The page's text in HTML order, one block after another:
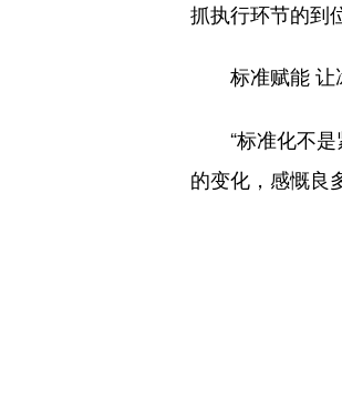
抓执行环节的到
标准赋能
“标准化不是
的变化，感慨良